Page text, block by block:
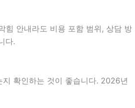
힘 안내라도 비용 포함 범위, 상담 방
다.
확인하는 것이 좋습니다. 2026년